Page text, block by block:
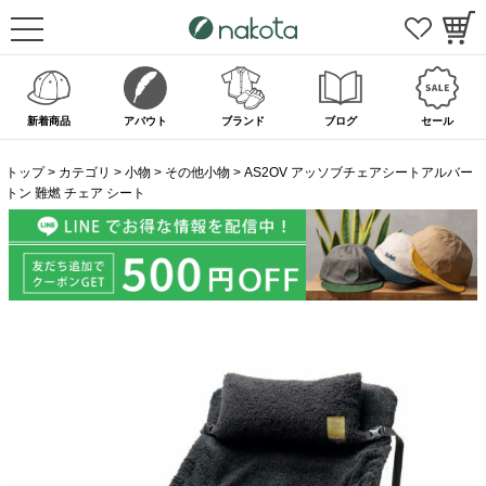
新着商品 アバウト ブランド ブログ セール
トップ カテゴリ 小物 その他小物
AS2OV アッソブチェアシートアルバー
トン 難燃 チェア シート